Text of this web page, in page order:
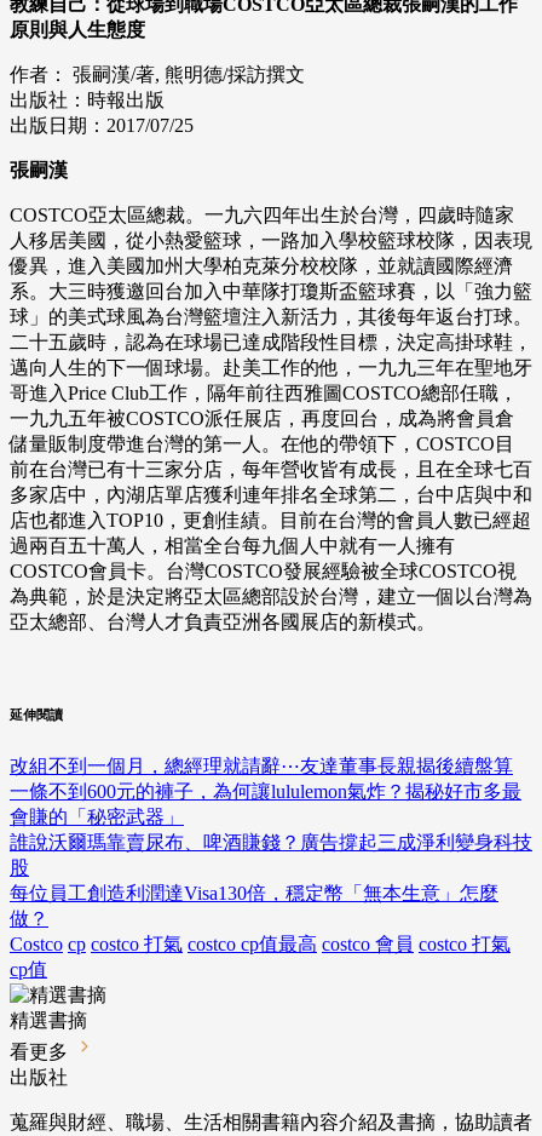
教練自己：從球場到職場COSTCO亞太區總裁張嗣漢的工作
原則與人生態度
作者： 張嗣漢/著, 熊明德/採訪撰文
出版社：時報出版
出版日期：2017/07/25
張嗣漢
COSTCO亞太區總裁。一九六四年出生於台灣，四歲時隨家
人移居美國，從小熱愛籃球，一路加入學校籃球校隊，因表現
優異，進入美國加州大學柏克萊分校校隊，並就讀國際經濟
系。大三時獲邀回台加入中華隊打瓊斯盃籃球賽，以「強力籃
球」的美式球風為台灣籃壇注入新活力，其後每年返台打球。
二十五歲時，認為在球場已達成階段性目標，決定高掛球鞋，
邁向人生的下一個球場。赴美工作的他，一九九三年在聖地牙
哥進入Price Club工作，隔年前往西雅圖COSTCO總部任職，
一九九五年被COSTCO派任展店，再度回台，成為將會員倉
儲量販制度帶進台灣的第一人。在他的帶領下，COSTCO目
前在台灣已有十三家分店，每年營收皆有成長，且在全球七百
多家店中，內湖店單店獲利連年排名全球第二，台中店與中和
店也都進入TOP10，更創佳績。目前在台灣的會員人數已經超
過兩百五十萬人，相當全台每九個人中就有一人擁有
COSTCO會員卡。台灣COSTCO發展經驗被全球COSTCO視
為典範，於是決定將亞太區總部設於台灣，建立一個以台灣為
亞太總部、台灣人才負責亞洲各國展店的新模式。
延伸閱讀
改組不到一個月，總經理就請辭⋯友達董事長親揭後續盤算
一條不到600元的褲子，為何讓lululemon氣炸？揭秘好市多最
會賺的「秘密武器」
誰說沃爾瑪靠賣尿布、啤酒賺錢？廣告撐起三成淨利變身科技
股
每位員工創造利潤達Visa130倍，穩定幣「無本生意」怎麼
做？
Costco cp costco 打氣 costco cp值最高 costco 會員 costco 打氣
cp值
精選書摘
看更多
出版社
蒐羅與財經、職場、生活相關書籍內容介紹及書摘，協助讀者